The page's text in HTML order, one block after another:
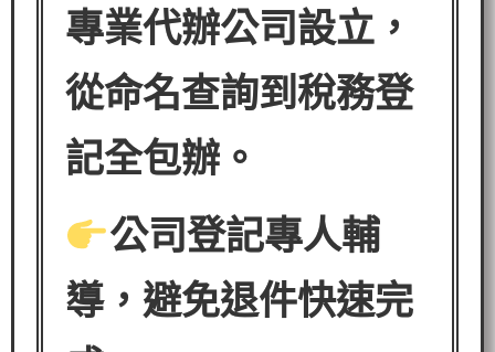
專業代辦公司設立，
從命名查詢到稅務登
記全包辦。
公司登記專人輔
導，避免退件快速完